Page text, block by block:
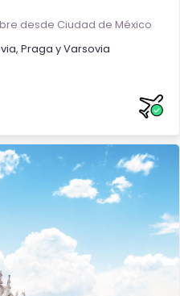
desde Ciudad de México
, Praga yVarsovia